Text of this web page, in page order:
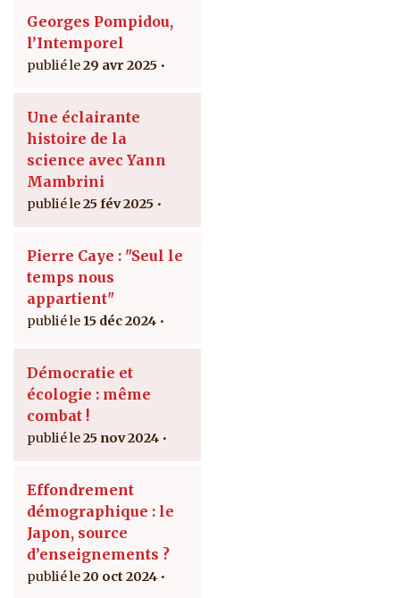
Georges Pompidou,
l’Intemporel
29 avr 2025
Une éclairante
histoire de la
science avec Yann
Mambrini
25 fév 2025
Pierre Caye : "Seul le
temps nous
appartient"
15 déc 2024
Démocratie et
écologie : même
combat !
25 nov 2024
Effondrement
démographique : le
Japon, source
d’enseignements ?
20 oct 2024